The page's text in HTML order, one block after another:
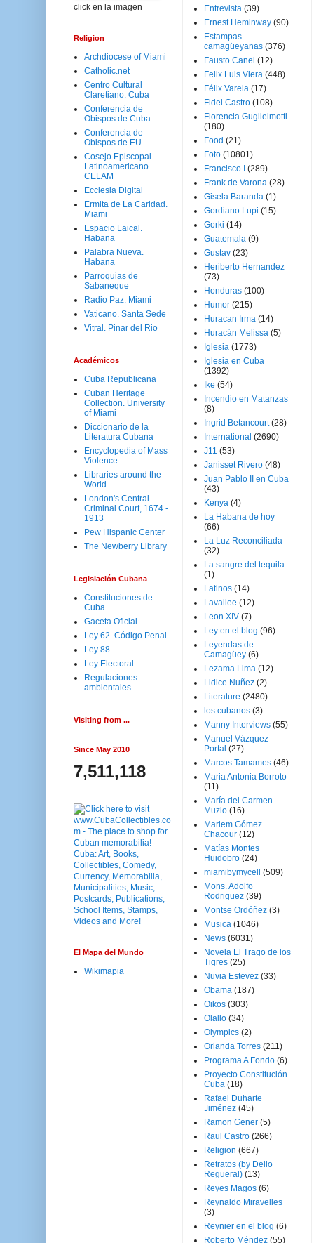
click en la imagen
Religion
Archdiocese of Miami
Catholic.net
Centro Cultural
Claretiano. Cuba
Conferencia de
Obispos de Cuba
Conferencia de
Obispos de EU
Cosejo Episcopal
Latinoamericano.
CELAM
Ecclesia Digital
Ermita de La Caridad.
Miami
Espacio Laical.
Habana
Palabra Nueva.
Habana
Parroquias de
Sabaneque
Radio Paz. Miami
Vaticano. Santa Sede
Vitral. Pinar del Rio
Académicos
Cuba Republicana
Cuban Heritage
Collection. University
of Miami
Diccionario de la
Literatura Cubana
Encyclopedia of Mass
Violence
Libraries around the
World
London's Central
Criminal Court, 1674 -
1913
Pew Hispanic Center
The Newberry Library
Legislación Cubana
Constituciones de
Cuba
Gaceta Oficial
Ley 62. Código Penal
Ley 88
Ley Electoral
Regulaciones
ambientales
Visiting from ...
Since May 2010
7,511,118
El Mapa del Mundo
Wikimapia
Entrevista (39)
Ernest Heminway (90)
Estampas
camagüeyanas (376)
Fausto Canel (12)
Felix Luis Viera (448)
Félix Varela (17)
Fidel Castro (108)
Florencia Guglielmotti
(180)
Food (21)
Foto (10801)
Francisco I
(289)
Frank de Varona (28)
Gisela Baranda (1)
Gordiano Lupi (15)
Gorki (14)
Guatemala (9)
Gustav (23)
Heriberto Hernandez
(73)
Honduras (100)
Humor (215)
Huracan Irma (14)
Huracán Melissa (5)
Iglesia (1773)
Iglesia en Cuba
(1392)
Ike (54)
Incendio en Matanzas
(8)
Ingrid Betancourt (28)
International (2690)
J11 (53)
Janisset Rivero (48)
Juan Pablo II en Cuba
(43)
Kenya (4)
La Habana de hoy
(66)
La Luz Reconciliada
(32)
La sangre del tequila
(1)
Latinos (14)
Lavallee (12)
Leon XIV (7)
Ley en el blog (96)
Leyendas de
Camagüey (6)
Lezama Lima (12)
Lidice Nuñez (2)
Literature (2480)
los cubanos (3)
Manny Interviews (55)
Manuel Vázquez
Portal (27)
Marcos Tamames (46)
Maria Antonia Borroto
(11)
María del Carmen
Muzio (16)
Mariem Gómez
Chacour (12)
Matías Montes
Huidobro (24)
miamibymycell
(509)
Mons. Adolfo
Rodriguez (39)
Montse Ordóñez (3)
Musica (1046)
News (6031)
Novela El Trago de los
Tigres (25)
Nuvia Estevez (33)
Obama (187)
Oikos (303)
Olallo (34)
Olympics (2)
Orlanda Torres (211)
Programa A Fondo (6)
Proyecto Constitución
Cuba (18)
Rafael Duharte
Jiménez (45)
Ramon Gener (5)
Raul Castro (266)
Religion (667)
Retratos (by Delio
Regueral) (13)
Reyes Magos (6)
Reynaldo Miravelles
(3)
Reynier en el blog (6)
Roberto Méndez (55)